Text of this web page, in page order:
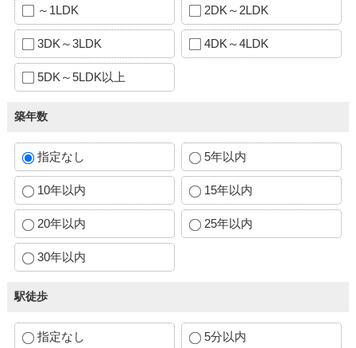
～1LDK 2DK～2LDK
3DK～3LDK 4DK～4LDK
5DK～5LDK以上
築年数
指定なし 5年以内
10年以内 15年以内
20年以内 25年以内
30年以内
駅徒歩
指定なし 5分以内